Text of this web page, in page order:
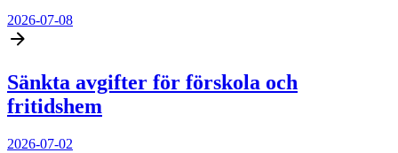
2026-07-08
Sänkta avgifter för förskola och
fritidshem
2026-07-02